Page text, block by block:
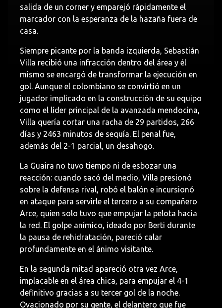
salida de un corner y emparejó rápidamente el
marcador con la esperanza de la hazaña fuera de
casa.
Siempre picante por la banda izquierda, Sebastián
Villa recibió una infracción dentro del área y él
mismo se encargó de transformar la ejecución en
gol. Aunque el colombiano se convirtió en un
jugador implicado en la construcción de su equipo
como el líder principal de la avanzada mendocina,
Villa quería cortar una racha de 29 partidos, 266
días y 2463 minutos de sequía. El penal fue,
además del 2-1 parcial, un desahogo.
La Guaira no tuvo tiempo ni de esbozar una
reacción: cuando sacó del medio, Villa presionó
sobre la defensa rival, robó el balón e incursionó
en ataque para servirle el tercero a su compañero
Arce, quien solo tuvo que empujar la pelota hacia
la red. El golpe anímico, ideado por Berti durante
la pausa de rehidratación, pareció calar
profundamente en el ánimo visitante.
En la segunda mitad apareció otra vez Arce,
implacable en el área chica, para empujar el 4-1
definitivo gracias a su tercer gol de la noche.
Ovacionado por su gente, el delantero que fue